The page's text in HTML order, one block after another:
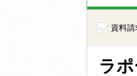
資料請
ラ